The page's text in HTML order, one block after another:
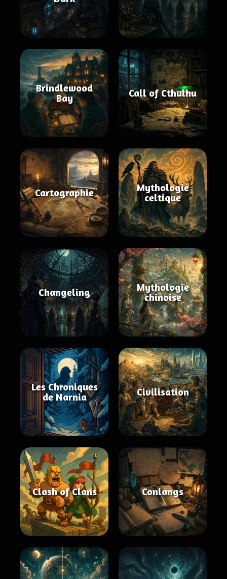
Brindlewood
Bay
Call of Cthulhu
Cartographie
Mythologie
celtique
Changeling
Mythologie
chinoise
Les Chroniques
de Narnia
Civilisation
Clash of Clans Conlangs